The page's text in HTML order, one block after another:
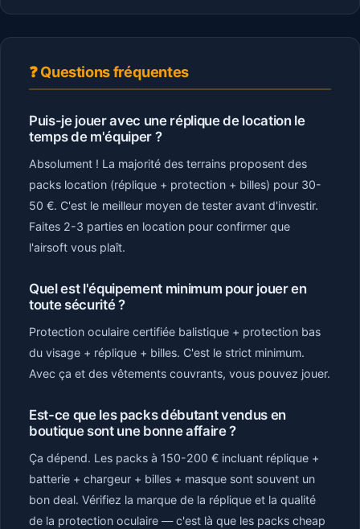
❓ Questions fréquentes
Puis-je jouer avec une réplique de location le
temps de m'équiper ?
Absolument ! La majorité des terrains proposent des
packs location (réplique + protection + billes) pour 30-
50 €. C'est le meilleur moyen de tester avant d'investir.
Faites 2-3 parties en location pour confirmer que
l'airsoft vous plaît.
Quel est l'équipement minimum pour jouer en
toute sécurité ?
Protection oculaire certifiée balistique + protection bas
du visage + réplique + billes. C'est le strict minimum.
Avec ça et des vêtements couvrants, vous pouvez jouer.
Est-ce que les packs débutant vendus en
boutique sont une bonne affaire ?
Ça dépend. Les packs à 150-200 € incluant réplique +
batterie + chargeur + billes + masque sont souvent un
bon deal. Vérifiez la marque de la réplique et la qualité
de la protection oculaire — c'est là que les packs cheap